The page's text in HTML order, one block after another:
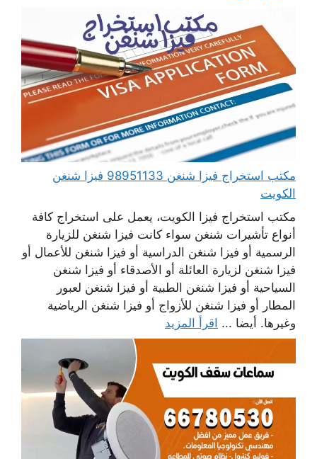
مكتب استخراج فيزا شنغن 98951133 فيزا شنغن
الكويت
مكتب استخراج فيزا الكويت، يعمل على استخراج كافة
أنواع تأشيرات شنغن سواء كانت فيزا شنغن للزيارة
الرسمية أو فيزا شنغن الدراسية أو فيزا شنغن للأعمال أو
فيزا شنغن لزيارة العائلة أو الأصدقاء أو فيزا شنغن
السياحية أو فيزا شنغن الطبية أو فيزا شنغن لعبور
المطار أو فيزا شنغن للأزواج أو فيزا شنغن الرياضية
وغيرها. أيضا ... اقرأ المزيد